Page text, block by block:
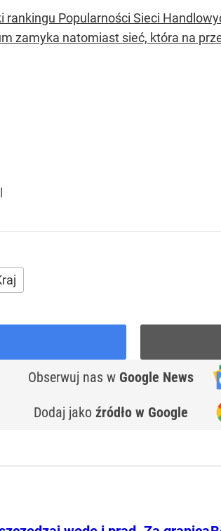
rankingu Popularności Sieci
zamyka natomiast sieć, która na
Obserwuj nas w Google News
Dodaj jako źródło w Google